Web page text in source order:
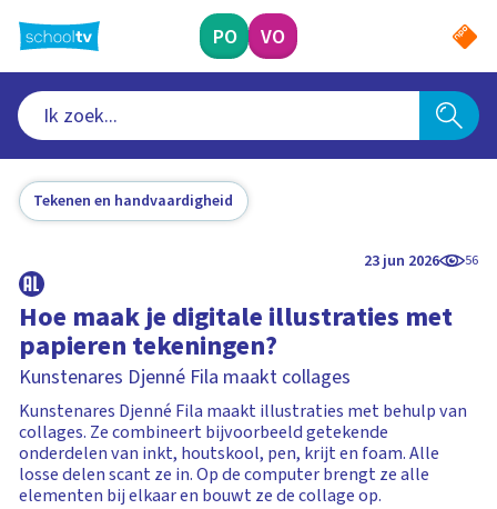
naar
hoofdinhoud
PO VO
Tekenen en handvaardigheid
23 jun 2026 56
Hoe maak je digitale illustraties met
papieren tekeningen?
Kunstenares Djenné Fila maakt collages
Kunstenares Djenné Fila maakt illustraties met behulp van
collages. Ze combineert bijvoorbeeld getekende
onderdelen van inkt, houtskool, pen, krijt en foam. Alle
losse delen scant ze in. Op de computer brengt ze alle
elementen bij elkaar en bouwt ze de collage op.